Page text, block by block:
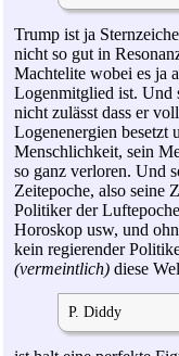
Trump ist ja
nicht so gut in
Machtelite wobei es ja
Logenmitglied ist. Und
nicht zulässt dass er voll
Logenenergien besetzt
Menschlichkeit, sein
so ganz verloren. Und
Zeitepoche, also seine
Politiker der
Horoskop usw, und
kein regierender
(vermeintlich) diese
P. Diddy